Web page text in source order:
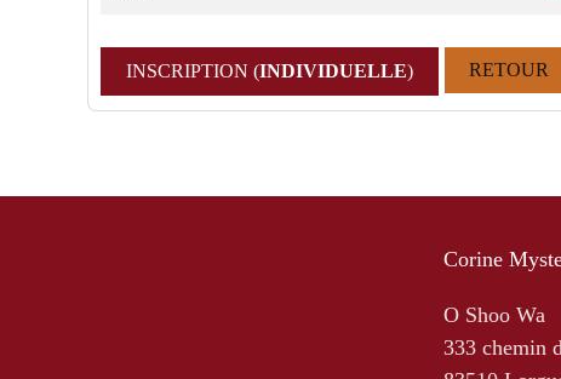
INSCRIPTION (INDIVIDUELLE) RETOUR
Corine
O Shoo Wa
333 chemin